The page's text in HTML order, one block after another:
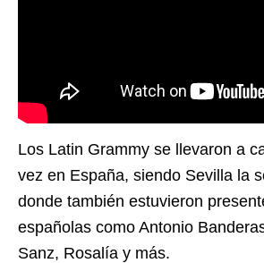
Los Latin Grammy se llevaron a
vez en España, siendo Sevilla la
donde también estuvieron
españolas como Antonio
Sanz, Rosalía y más.